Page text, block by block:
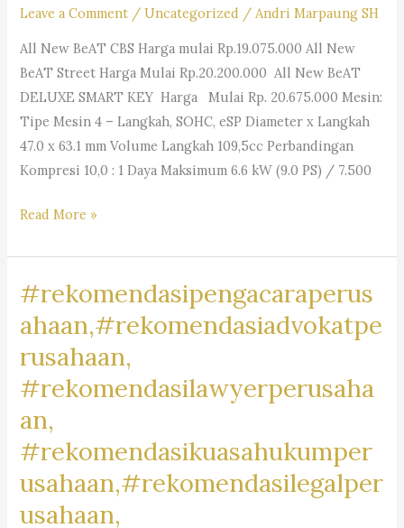
Leave a Comment /Uncategorized /Andri Marpaung SH
All New BeAT CBS Harga mulai Rp.19.075.000 All New
BeAT Street Harga Mulai Rp.20.200.000 All New BeAT
DELUXE SMART KEY Harga Mulai Rp. 20.675.000 Mesin:
Tipe Mesin 4 – Langkah, SOHC, eSP Diameter x Langkah
47.0 x 63.1 mm Volume Langkah 109,5cc Perbandingan
Kompresi 10,0 : 1 Daya Maksimum 6.6 kW (9.0 PS) / 7.500
#MotorRancamanyar,
#BikersRancamanyar,
#MotorCommunityRancamanyar,
#JualBeliMotorRancamanyar,
#MotorDijualRancamanyar,
#RancamanyarMotorClub,
#RancamanyarBikeLife,
#RancamanyarMotorMark,
#MotorBaleendah,
#BaleendahRiders,
#BikersBaleendah,
Read More »
#rekomendasipengacaraperus
ahaan,#rekomendasiadvokatpe
rusahaan,
#rekomendasilawyerperusaha
an,
#rekomendasikuasahukumper
usahaan,#rekomendasilegalper
usahaan,